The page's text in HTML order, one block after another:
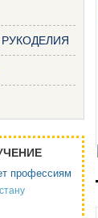
профессиям